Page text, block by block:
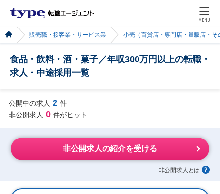
MENU
販売職・接客業・サービス業 小売（百貨店・専門店・量販店・そ
食品・飲料・酒・菓子／年収300万円以上の転職・
求人・中途採用一覧
公開中の求人 2 件
非公開求人 0 件がヒット
非公開求人の紹介を受ける
非公開求人とは